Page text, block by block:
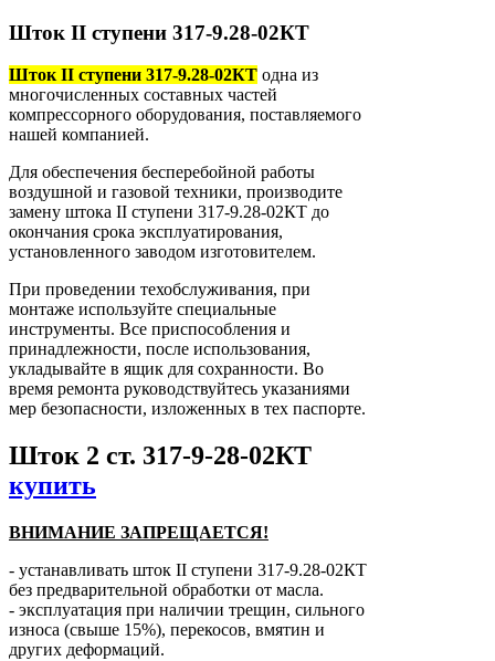
Шток II ступени 317-9.28-02КТ
Шток II ступени 317-9.28-02КТ одна из
многочисленных составных частей
компрессорного оборудования, поставляемого
нашей компанией.
Для обеспечения бесперебойной работы
воздушной и газовой техники, производите
замену штока ІІ ступени 317-9.28-02КТ до
окончания срока эксплуатирования,
установленного заводом изготовителем.
При проведении техобслуживания, при
монтаже используйте специальные
инструменты. Все приспособления и
принадлежности, после использования,
укладывайте в ящик для сохранности. Во
время ремонта руководствуйтесь указаниями
мер безопасности, изложенных в тех паспорте.
Шток 2 ст. 317-9-28-02КТ
купить
ВНИМАНИЕ ЗАПРЕЩАЕТСЯ!
- устанавливать шток ІІ ступени 317-9.28-02КТ
без предварительной обработки от масла.
- эксплуатация при наличии трещин, сильного
износа (свыше 15%), перекосов, вмятин и
других деформаций.